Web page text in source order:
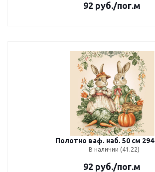
92 руб./пог.м
Полотно ваф. наб. 50 см
В наличии (41.22)
92 руб./пог.м